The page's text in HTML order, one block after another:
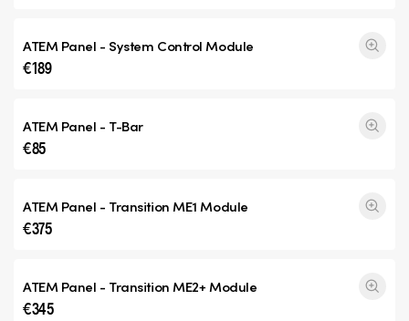
ATEM Panel - System Control Module
€189
ATEM Panel - T-Bar
€85
ATEM Panel - Transition ME1Module
€375
ATEM Panel - Transition ME2+ Module
€345